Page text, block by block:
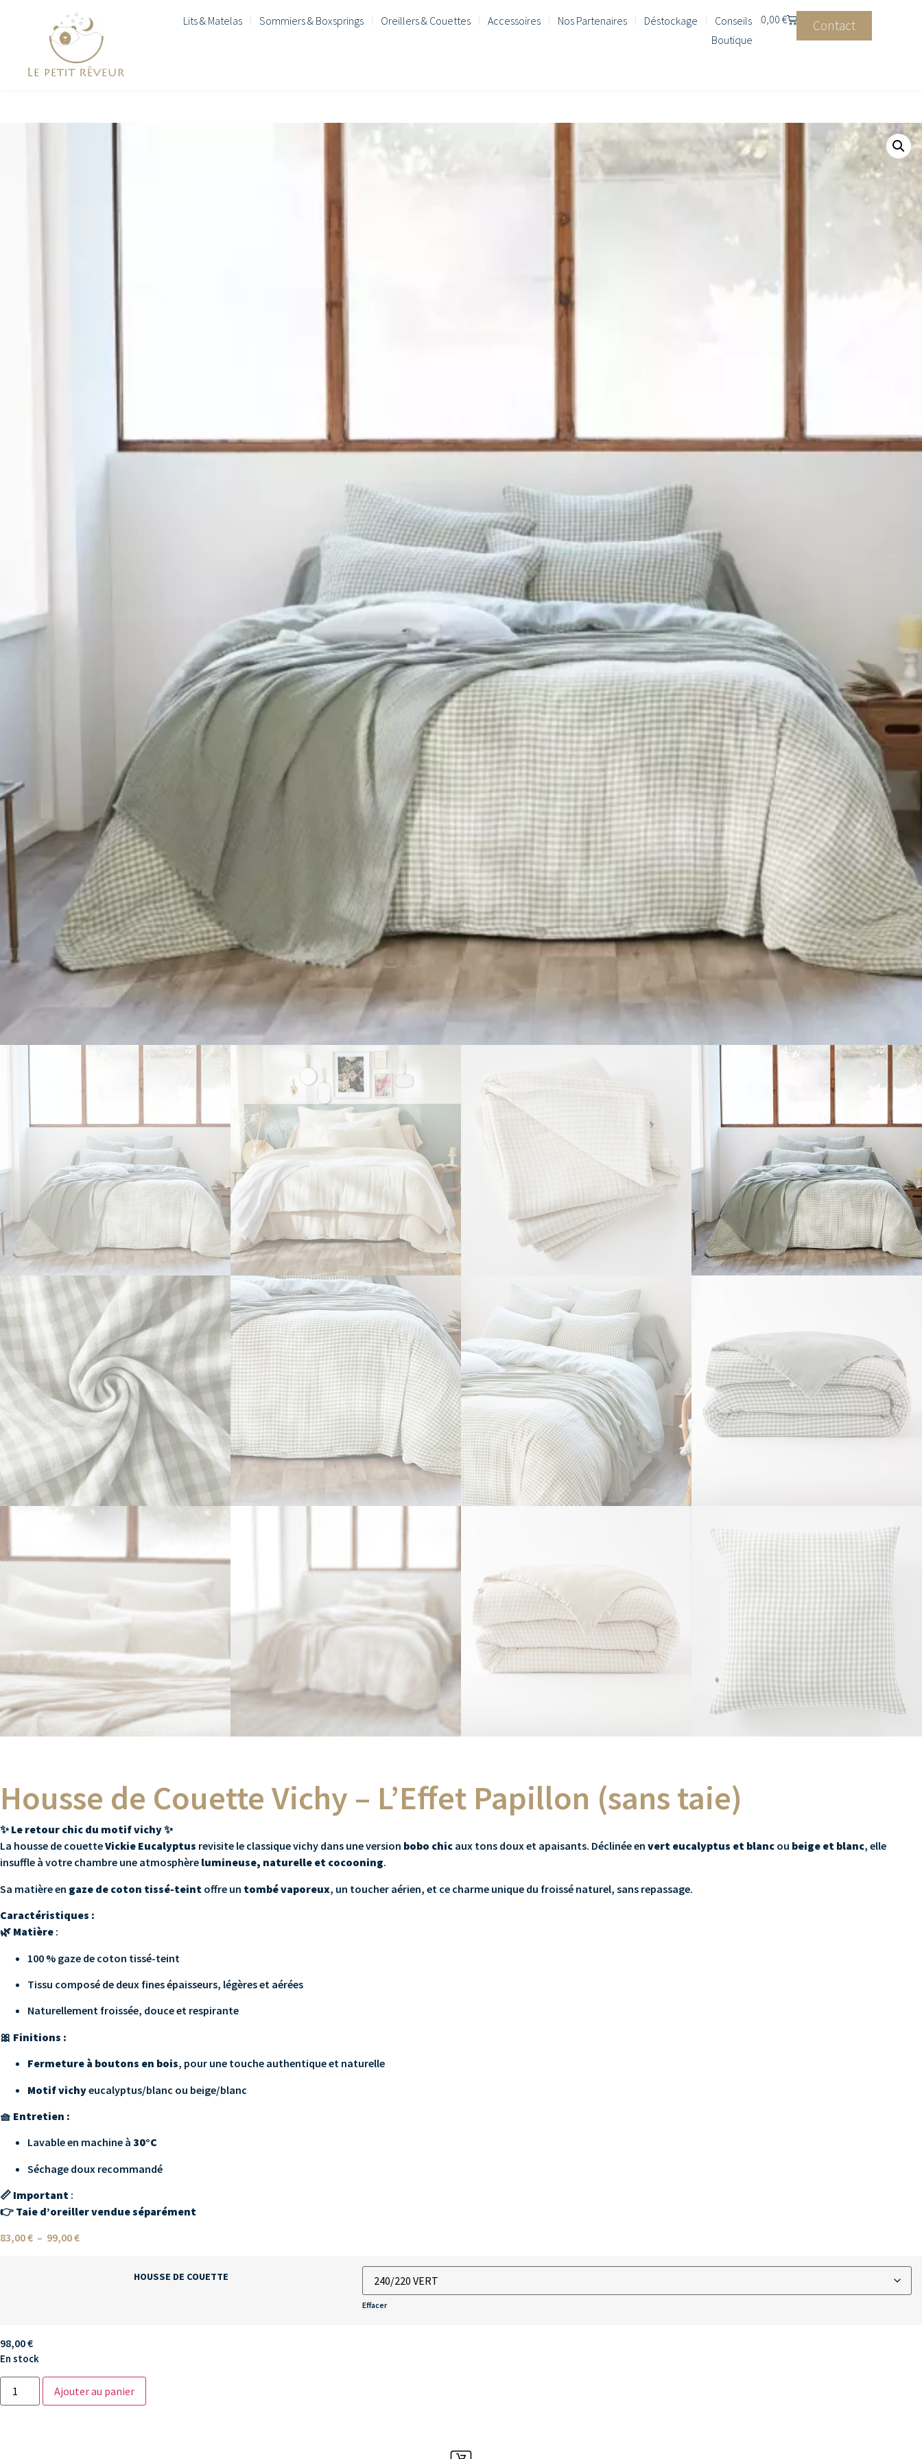
Lits & Matelas Sommiers & Boxsprings Oreillers & Couettes Accessoires Nos Partenaires Déstockage
Conseils
Boutique
0,00 € Contact
Housse de Couette Vichy – L’Effet Papillon (sans taie)
✨Le retour chic du motif vichy✨
La housse de couetteVickie Eucalyptus revisite le classique vichy dans une version bobo chic aux tons doux et apaisants. Déclinée en vert eucalyptus et blanc ou beige et blanc, elle
insuffle à votre chambre une atmosphère lumineuse, naturelle et cocooning.
Sa matière en gaze de coton tissé-teint offre un tombé vaporeux, un toucher aérien, et ce charme unique du froissé naturel, sans repassage.
Caractéristiques :
🌿 Matière :
100 % gaze de coton tissé-teint
Tissu composé de deux fines épaisseurs, légères et aérées
Naturellement froissée, douce et respirante
🎀 Finitions :
Fermeture à boutons en bois, pour une touche authentique et naturelle
Motif vichyeucalyptus/blanc ou beige/blanc
🧺 Entretien :
Lavable en machine à 30°C
Séchage doux recommandé
📏 Important :
👉 Taie d’oreiller vendue séparément
83,00€ – 99,00€
HOUSSE DE COUETTE
Effacer
98,00€
En stock
Ajouter au panier